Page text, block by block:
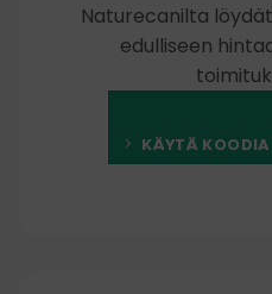
Naturecanilta
edulliseen
KÄYTÄ